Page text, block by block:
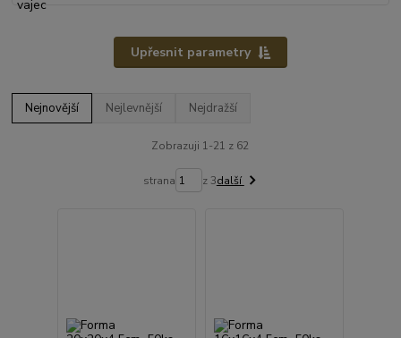
Upřesnit parametry
Nejnovější Nejlevnější Nejdražší
Zobrazuji 1-21 z 62
strana z 3další